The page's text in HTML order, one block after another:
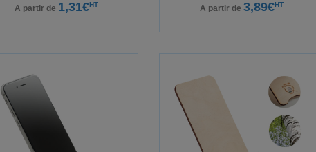
A partir de 1,31€HT A partir de 3,89€HT